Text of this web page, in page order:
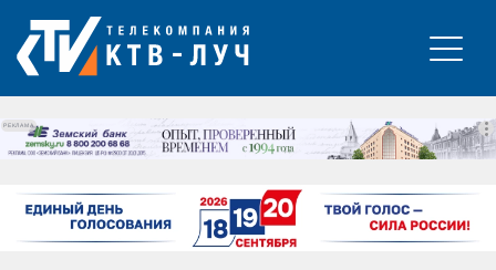
РЕКЛАМА